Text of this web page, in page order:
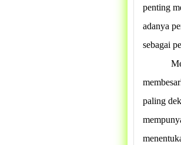
penting
adanya
sebagai
paling